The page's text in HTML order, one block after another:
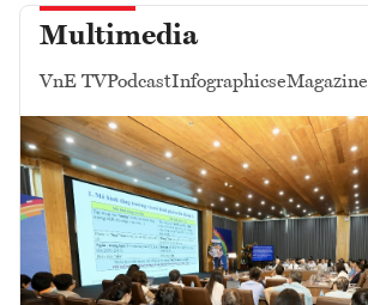
Multimedia
VnE TVPodcastInfographicseMagazine